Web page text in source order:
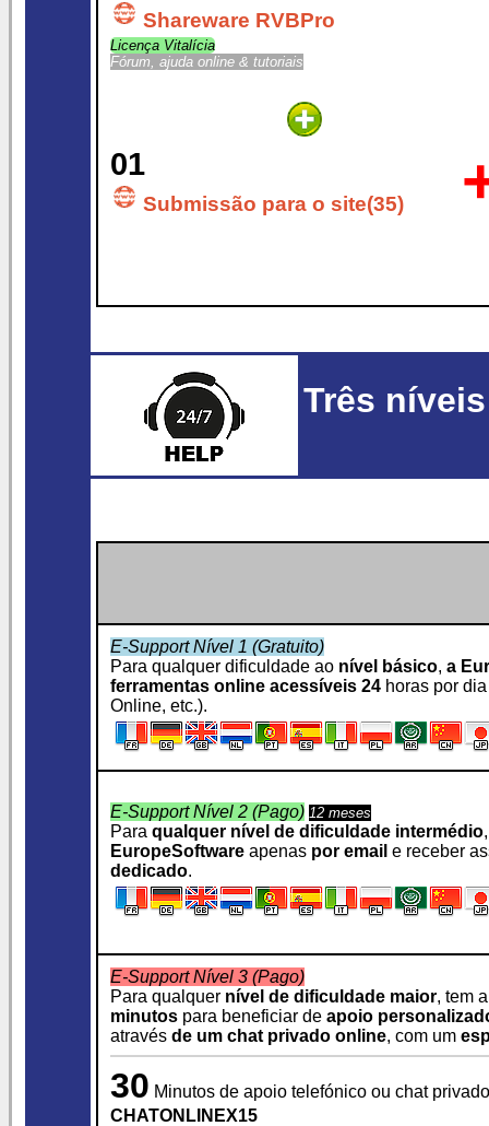
Shareware RVBPro
Licença Vitalícia
Fórum, ajuda online & tutoriais
01
Submissão para o site(35)
Três
E-Support Nível 1 (Gratuito)
Para qualquer dificuldade ao nível básico, a
ferramentas online acessíveis 24 horas por
Online, etc.).
E-Support Nível 2 (Pago) 12 meses
Para qualquer nível de dificuldade intermédio
EuropeSoftware apenas por email e receber
dedicado.
E-Support Nível 3 (Pago)
Para qualquer nível de dificuldade maior, tem
minutos para beneficiar de apoio
através de um chat privado online, com um
30 Minutos de apoio telefónico ou chat
CHATONLINEX15